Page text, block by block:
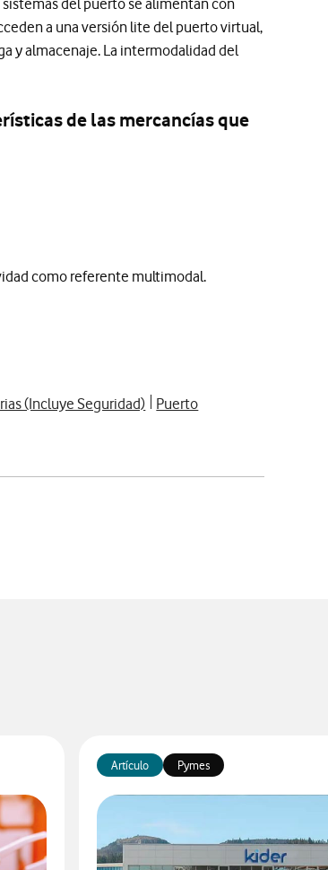
del puerto se alimentan con
a una versión lite del puerto virtual,
y almacenaje. La intermodalidad del
de las mercancías que
como referente multimodal.
(Incluye Seguridad)
Puerto
en whatsapp
Artículo Pymes